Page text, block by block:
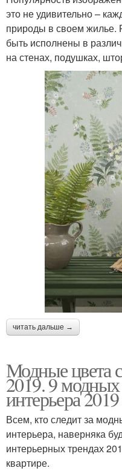
это не удивительно –
природы в своем жилье.
быть исполнены в
на стенах, подушках,
читать дальше →
Модные цвета
2019. 9 модных
интерьера 2019
Всем, кто следит за
интерьера, наверняка
интерьерных трендах
квартире.